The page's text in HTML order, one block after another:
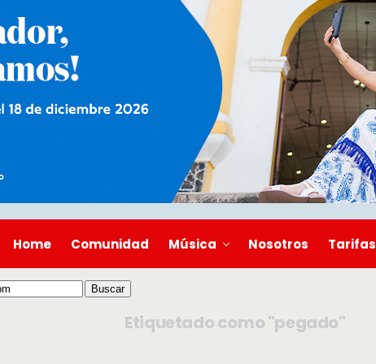
Home Comunidad Música Nosotros Tarifas
Etiquetado como "pegado"